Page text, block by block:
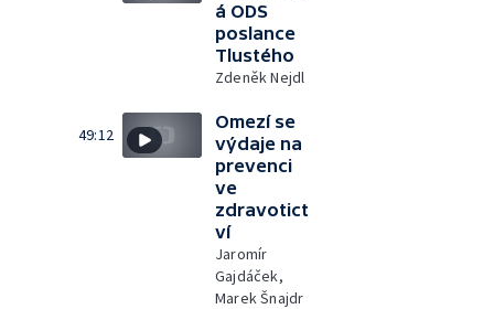
á ODS
poslance
Tlustého
Zdeněk Nejdl
49:12
Omezí se
výdaje na
prevenci
ve
zdravotict
ví
Jaromír
Gajdáček,
Marek Šnajdr